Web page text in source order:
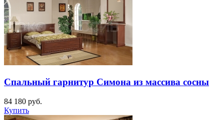
Спальный гарнитур Симона из массива сосны
84 180 руб.
Купить